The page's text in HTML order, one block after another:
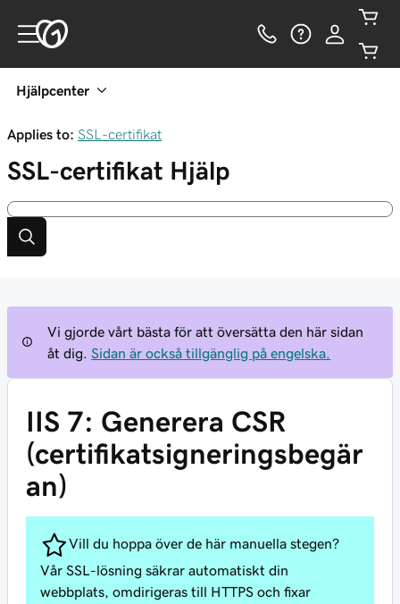
Hjälpcenter
Applies to: SSL-certifikat
SSL-certifikat Hjälp
Vi gjorde vårt bästa för att översätta den här sidan
åt dig.
Sidan är också tillgänglig på engelska.
IIS 7: Generera CSR
(certifikatsigneringsbegär
an)
Vill du hoppa över de här manuella stegen?
Vår SSL-lösning säkrar automatiskt din
webbplats, omdirigeras till HTTPS och fixar